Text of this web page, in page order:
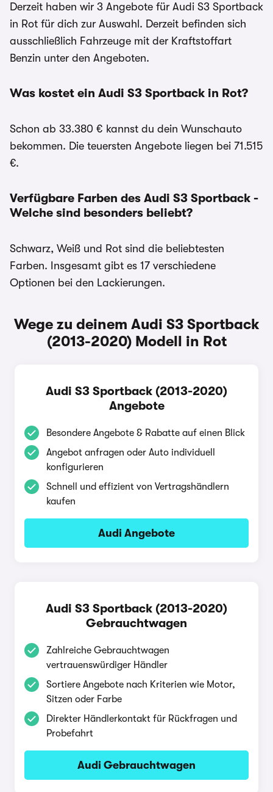
Derzeit haben wir 3 Angebote für Audi S3 Sportback
in Rot für dich zur Auswahl. Derzeit befinden sich
ausschließlich Fahrzeuge mit der Kraftstoffart
Benzin unter den Angeboten.
Was kostet ein Audi S3 Sportback in Rot?
Schon ab 33.380 € kannst du dein Wunschauto
bekommen. Die teuersten Angebote liegen bei 71.515
€.
Verfügbare Farben des Audi S3 Sportback -
Welche sind besonders beliebt?
Schwarz, Weiß und Rot sind die beliebtesten
Farben. Insgesamt gibt es 17 verschiedene
Optionen bei den Lackierungen.
Wege zu deinem Audi S3 Sportback
(2013-2020) Modell in Rot
Audi S3 Sportback (2013-2020)
Angebote
Besondere Angebote & Rabatte auf einen Blick
Angebot anfragen oder Auto individuell
konfigurieren
Schnell und effizient von Vertragshändlern
kaufen
Audi Angebote
Audi S3 Sportback (2013-2020)
Gebrauchtwagen
Zahlreiche Gebrauchtwagen
vertrauenswürdiger Händler
Sortiere Angebote nach Kriterien wie Motor,
Sitzen oder Farbe
Direkter Händlerkontakt für Rückfragen und
Probefahrt
Audi Gebrauchtwagen